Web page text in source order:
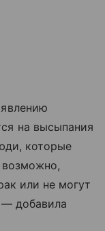
на высыпания
которые
возможно,
или не могут
— добавила